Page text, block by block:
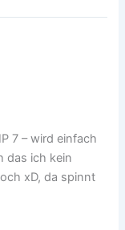
7 – wird einfach
das ich kein
xD, da spinnt